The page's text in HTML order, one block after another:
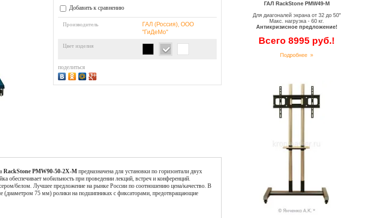
Добавить к сравнению
Производитель
ГАЛ (Россия), ООО
"ГиДеМо"
Цвет изделия
поделиться
RackStone PMW90-50-2X-M предназначена для установки по горизонтали двух
обеспечивает мобильность при проведении лекций, встреч и конференций.
белом. Лучшее предложение на рынке России по соотношению цена/качество. В
(диаметром 75 мм) ролики на подшипниках с фиксаторами, предотвращающие
ГАЛ RackStone PMW49-M
Для диагоналей экрана от 32 до 50"
Макс. нагрузка - 60 кг.
Антикризисное предложение!
Всего 8995 руб.!
Подробнее »